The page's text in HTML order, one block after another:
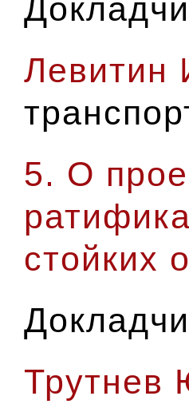
Левитин
5. О
стойких
Трутнев